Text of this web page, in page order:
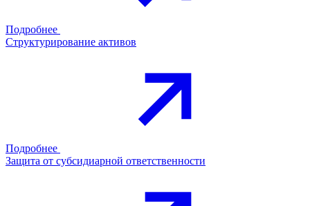
Подробнее
Структурирование активов
Подробнее
Защита от субсидиарной ответственности